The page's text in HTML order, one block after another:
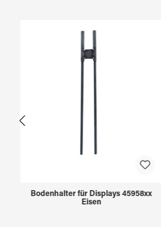
Bodenhalter für Displays 45958xx
Eisen